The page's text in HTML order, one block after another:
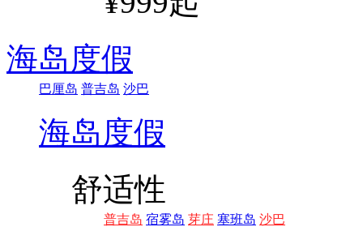
海岛度假
巴厘岛 普吉岛 沙巴
海岛度假
舒适性
普吉岛 宿雾岛 芽庄 塞班岛 沙巴